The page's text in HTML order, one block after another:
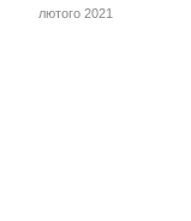
лютого 2021